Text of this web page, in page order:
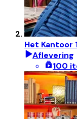
Het Kantoor
Aflevering
100